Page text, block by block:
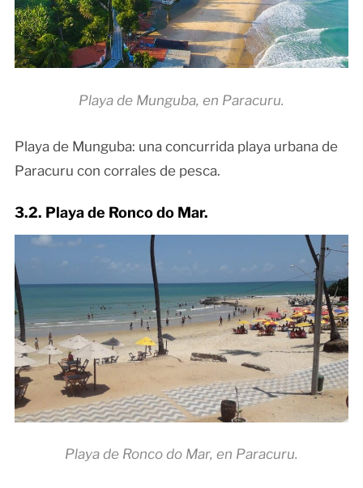
Playa de Munguba, en Paracuru.
Playa de Munguba: una concurrida playa urbana de
Paracuru con corrales de pesca.
3.2. Playa de Ronco do Mar.
Playa de Ronco do Mar, en Paracuru.